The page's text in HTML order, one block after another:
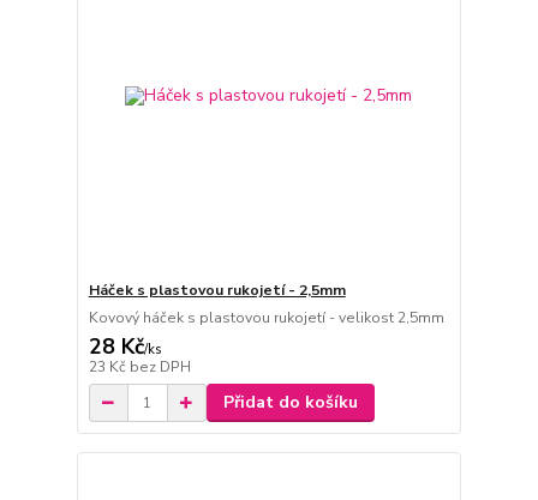
Háček s plastovou rukojetí - 2,5mm
Kovový háček s plastovou rukojetí - velikost 2,5mm
28 Kč/ks
23 Kč bez DPH
Přidat do košíku